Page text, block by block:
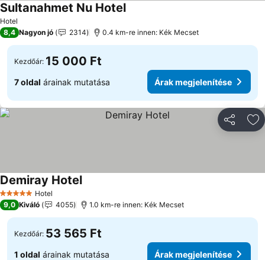
Hotel
Sultanahmet Nu Hotel
8,4 Nagyon jó 2314 0.4 km-re innen: Kék Mecset
Kezdőár: 15 000 Ft
7 oldal árainak mutatása Árak megjelenítése
5 KategóriaHotel
Demiray Hotel
9,0 Kiváló 4055 1.0 km-re innen: Kék Mecset
Kezdőár: 53 565 Ft
1 oldal árainak mutatása Árak megjelenítése